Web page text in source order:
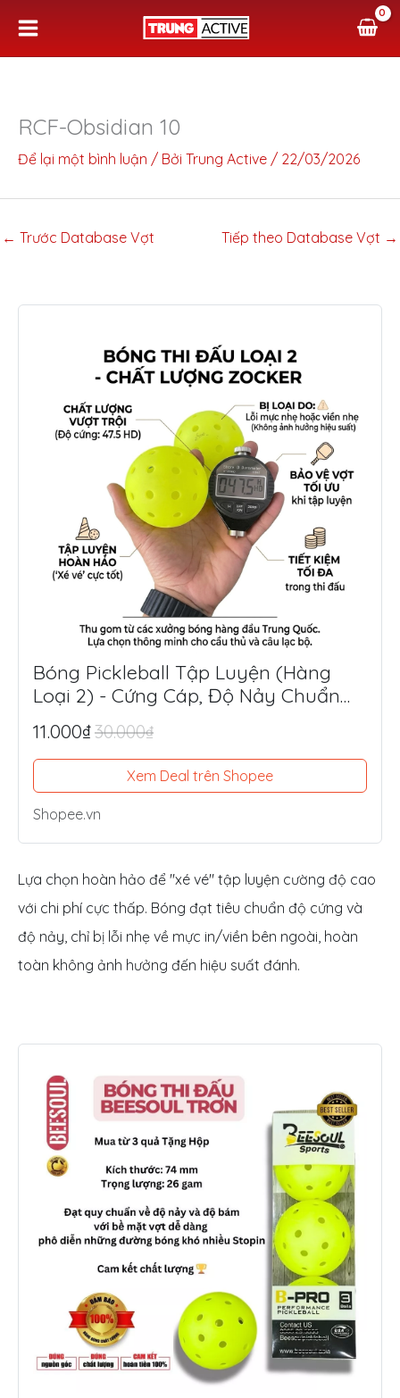
nội
Bóng Pickleball Tập Luyện (Hàng
Loại 2) - Cứng Cáp, Độ Nảy Chuẩn
Thi Đấu, Siêu Tiết Kiệm
11.000₫30.000₫
Xem Deal trên Shopee
Shopee.vn
Lựa chọn hoàn hảo để "xé vé" tập luyện cường độ cao
với chi phí cực thấp. Bóng đạt tiêu chuẩn độ cứng và
độ nảy, chỉ bị lỗi nhẹ về mực in/viền bên ngoài, hoàn
toàn không ảnh hưởng đến hiệu suất đánh.
RCF-Obsidian 10
Để lại một bình luận / Bởi Trung Active / 22/03/2026
← Trước Database Vợt Tiếp theo Database Vợt →